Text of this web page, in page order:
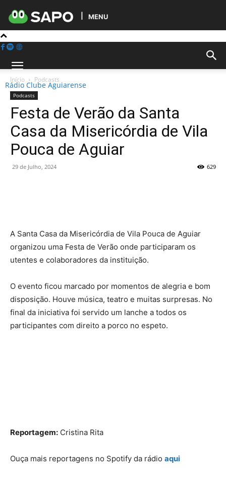
MENU
Rádio Clube Aguiarense
Início Podcasts
Podcasts
Festa de Verão da Santa
Casa da Misericórdia de Vila
Pouca de Aguiar
29 de Julho, 2024 629
A Santa Casa da Misericórdia de Vila Pouca de Aguiar
organizou uma Festa de Verão onde participaram os
utentes e colaboradores da instituição.
O evento ficou marcado por momentos de alegria e bom
disposição. Houve música, teatro e muitas surpresas. No
final da iniciativa foi servido um lanche a todos os
participantes com direito a porco no espeto.
Reportagem: Cristina Rita
Ouça mais reportagens no Spotify da rádio aqui